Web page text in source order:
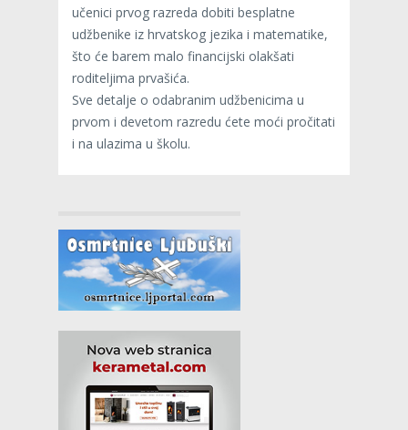
učenici prvog razreda dobiti besplatne
udžbenike iz hrvatskog jezika i matematike,
što će barem malo financijski olakšati
roditeljima prvašića.
Sve detalje o odabranim udžbenicima u
prvom i devetom razredu ćete moći pročitati
i na ulazima u školu.